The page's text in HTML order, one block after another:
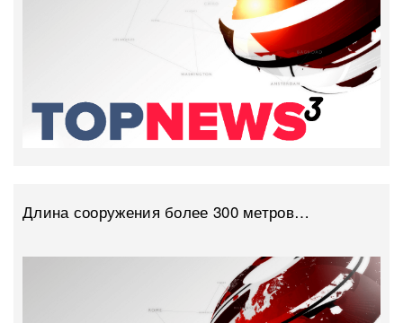
Длина сооружения более 300 метров…